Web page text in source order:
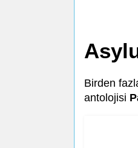
Birden
antolojisi